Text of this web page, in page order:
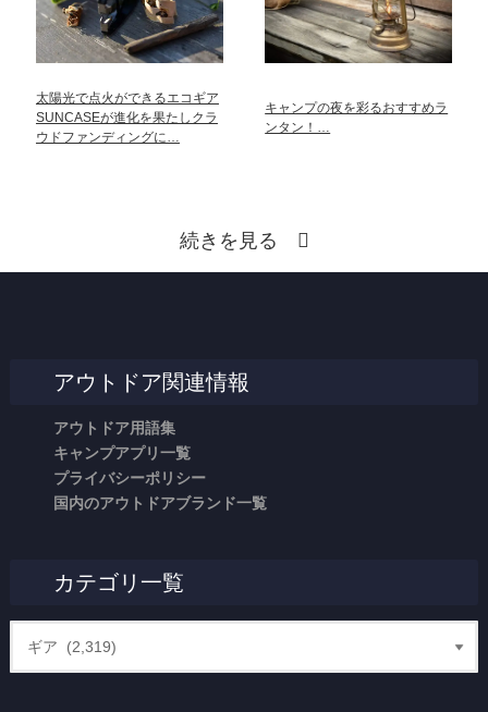
太陽光で点火ができるエコギア
SUNCASEが進化を果たしクラ
ウドファンディングに…
キャンプの夜を彩るおすすめラ
ンタン！…
続きを見る
アウトドア関連情報
アウトドア用語集
キャンプアプリ一覧
プライバシーポリシー
国内のアウトドアブランド一覧
カテゴリ一覧